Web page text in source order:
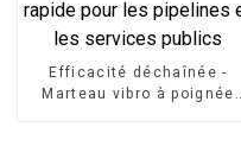
Efficacité déchaînée -
Marteau vibro à poignée